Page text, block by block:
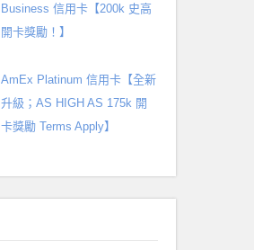
Business 信用卡【200k 史高
開卡獎勵！】
AmEx Platinum 信用卡【全新
升級；AS HIGH AS 175k 開
卡獎勵 Terms Apply】